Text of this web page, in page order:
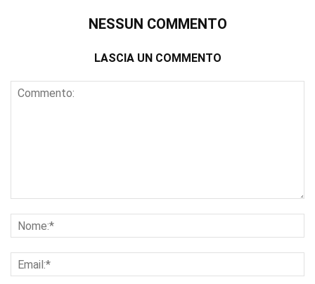
NESSUN COMMENTO
LASCIA UN COMMENTO